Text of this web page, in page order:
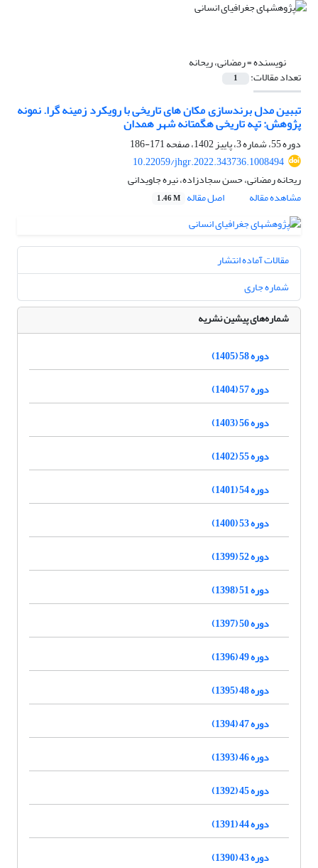
نویسنده =رمضانی، ریحانه
تعداد مقالات: 1
تببین مدل برندسازی مکان های تاریخی با رویکرد زمینه گرا. نمونه
پژوهش: تپه تاریخی هگمتانه شهر همدان
دوره 55، شماره 3، پاییز 1402، صفحه
171-186
10.22059/jhgr.2022.343736.1008494
ریحانه رمضانی، حسن سجادزاده، نیره جاویدانی
مشاهده مقاله
اصل مقاله 1.46 M
مقالات آماده انتشار
شماره جاری
شماره‌های پیشین نشریه
دوره 58 (1405)
دوره 57 (1404)
دوره 56 (1403)
دوره 55 (1402)
دوره 54 (1401)
دوره 53 (1400)
دوره 52 (1399)
دوره 51 (1398)
دوره 50 (1397)
دوره 49 (1396)
دوره 48 (1395)
دوره 47 (1394)
دوره 46 (1393)
دوره 45 (1392)
دوره 44 (1391)
دوره 43 (1390)